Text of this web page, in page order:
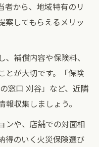
者から、地域特有のリ
案してもらえるメリッ
補償内容や保険料、
とが大切です。「保険
窓口 刈谷」など、近隣
収集しましょう。
ンや、店舗での対面相
得のいく火災保険選び